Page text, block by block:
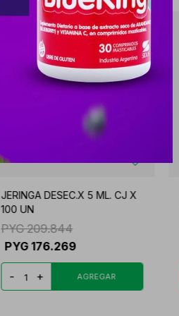
JERINGA DESEC.X 5 ML. CJ X
100 UN
PYG 209.844
PYG 176.269
- +